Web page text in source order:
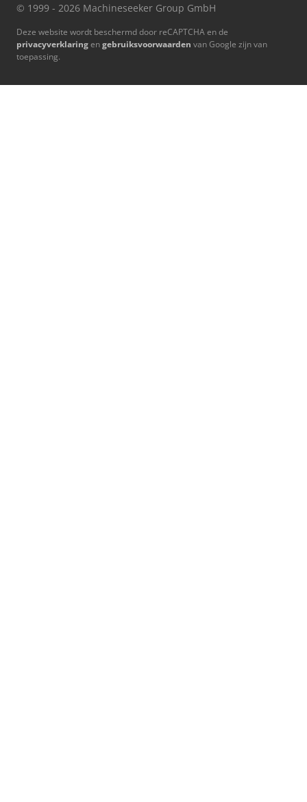
© 1999 - 2026 Machineseeker Group GmbH
Deze website wordt beschermd door reCAPTCHA en de
privacyverklaringengebruiksvoorwaarden van Google zijn van
toepassing.